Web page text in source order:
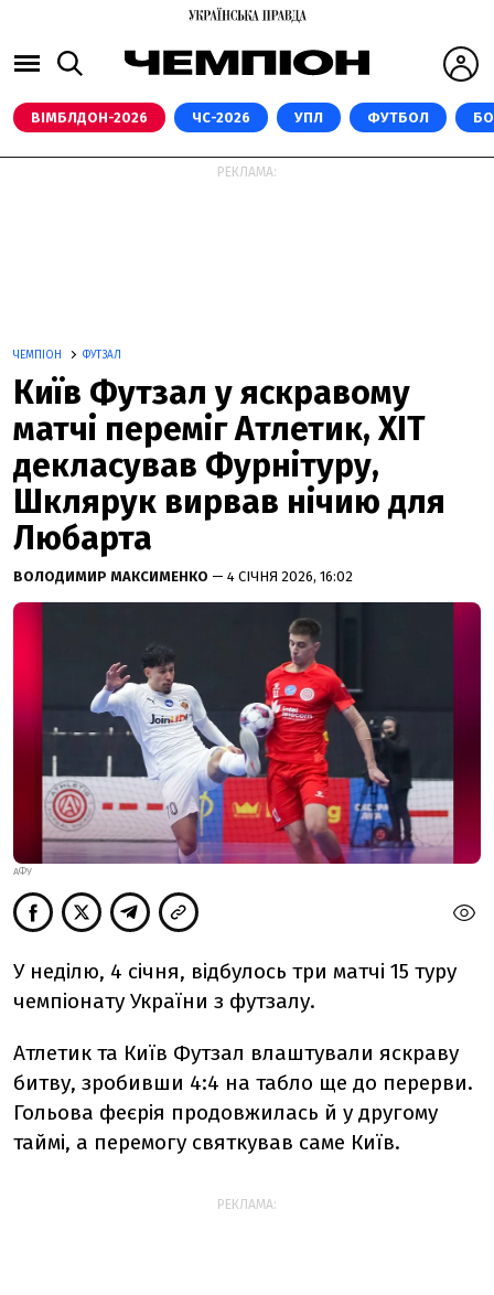
ВІМБЛДОН-2026 ЧС-2026 УПЛ ФУТБОЛ
РЕКЛАМА:
ЧЕМПІОН ФУТЗАЛ
Київ Футзал у яскравому
матчі переміг Атлетик, ХІТ
декласував Фурнітуру,
Шклярук вирвав нічию для
Любарта
ВОЛОДИМИР МАКСИМЕНКО — 4 СІЧНЯ 2026, 16:02
АФУ
У неділю, 4 січня, відбулось три матчі 15 туру
чемпіонату України з футзалу.
Атлетик та Київ Футзал влаштували яскраву
битву, зробивши 4:4 на табло ще до перерви.
Гольова феєрія продовжилась й у другому
таймі, а перемогу святкував саме Київ.
РЕКЛАМА: